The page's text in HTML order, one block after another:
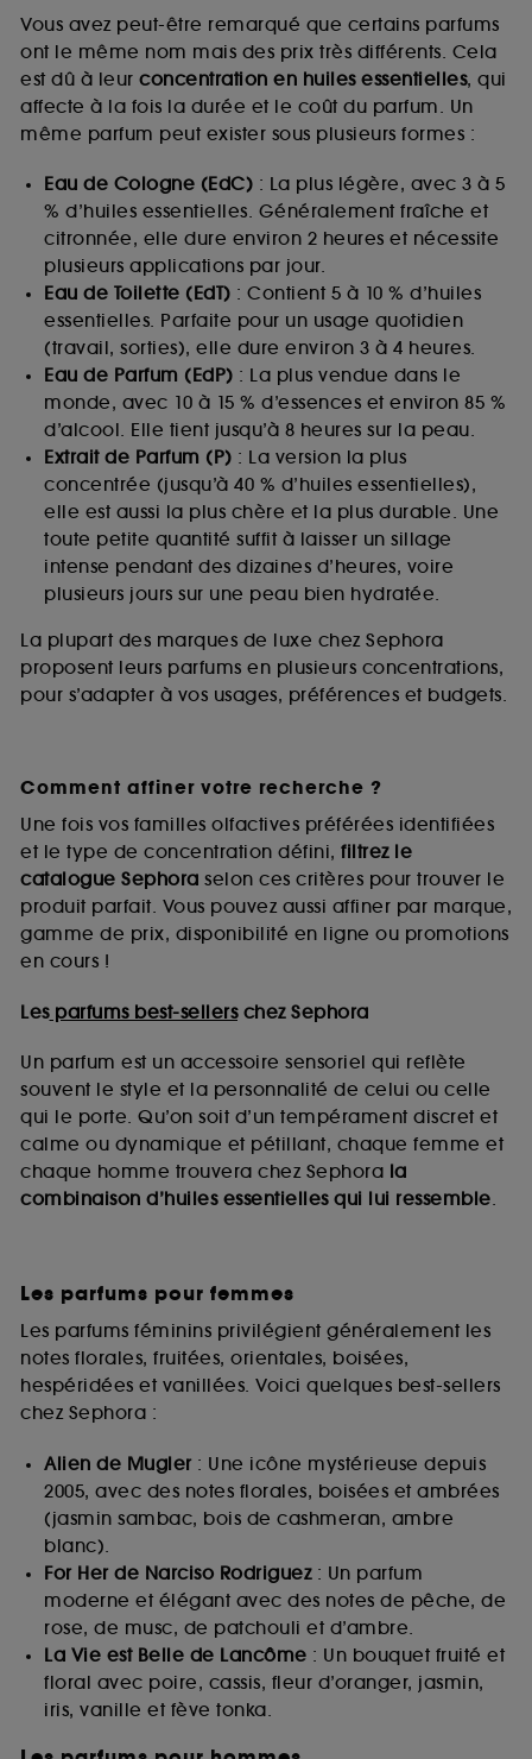
Vous avez peut-être remarqué que certains parfums
ont le même nom mais des prix très différents. Cela
est dû à leur concentration en huiles essentielles, qui
affecte à la fois la durée et le coût du parfum. Un
même parfum peut exister sous plusieurs formes :
Eau de Cologne (EdC) : La plus légère, avec 3 à 5
% d’huiles essentielles. Généralement fraîche et
citronnée, elle dure environ 2 heures et nécessite
plusieurs applications par jour.
Eau de Toilette (EdT) : Contient 5 à 10 % d’huiles
essentielles. Parfaite pour un usage quotidien
(travail, sorties), elle dure environ 3 à 4 heures.
Eau de Parfum (EdP) : La plus vendue dans le
monde, avec 10 à 15 % d’essences et environ 85 %
d’alcool. Elle tient jusqu’à 8 heures sur la peau.
Extrait de Parfum (P) : La version la plus
concentrée (jusqu’à 40 % d’huiles essentielles),
elle est aussi la plus chère et la plus durable. Une
toute petite quantité suffit à laisser un sillage
intense pendant des dizaines d’heures, voire
plusieurs jours sur une peau bien hydratée.
La plupart des marques de luxe chez Sephora
proposent leurs parfums en plusieurs concentrations,
pour s’adapter à vos usages, préférences et budgets.
Comment affiner votre recherche ?
Une fois vos familles olfactives préférées identifiées
et le type de concentration défini, filtrez le
catalogue Sephora selon ces critères pour trouver le
produit parfait. Vous pouvez aussi affiner par marque,
gamme de prix, disponibilité en ligne ou promotions
en cours !
Lesparfums best-sellerschez Sephora
Un parfum est un accessoire sensoriel qui reflète
souvent le style et la personnalité de celui ou celle
qui le porte. Qu’on soit d’un tempérament discret et
calme ou dynamique et pétillant, chaque femme et
chaque homme trouvera chez Sephora la
combinaison d’huiles essentielles qui lui ressemble.
Les parfums pour femmes
Les parfums féminins privilégient généralement les
notes florales, fruitées, orientales, boisées,
hespéridées et vanillées. Voici quelques best-sellers
chez Sephora :
Alien de Mugler: Une icône mystérieuse depuis
2005, avec des notes florales, boisées et ambrées
(jasmin sambac, bois de cashmeran, ambre
blanc).
For Her de Narciso Rodriguez: Un parfum
moderne et élégant avec des notes de pêche, de
rose, de musc, de patchouli et d’ambre.
La Vie est Belle de Lancôme : Un bouquet fruité et
floral avec poire, cassis, fleur d’oranger, jasmin,
iris, vanille et fève tonka.